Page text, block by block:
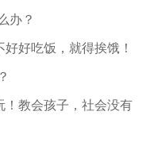
办？
吃饭，就得挨饿！
教会孩子，社会没有